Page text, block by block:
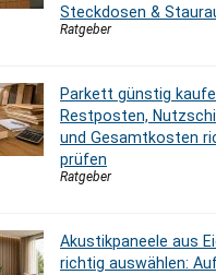
Steckdosen &
Ratgeber
Parkett günstig
Restposten,
und Gesamtkosten
prüfen
Ratgeber
Akustikpaneele aus
richtig auswählen: